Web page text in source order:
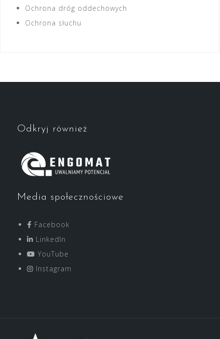
Ochrona dróg oddechowych
Ochrona słuchu
Odkryj również
Media społecznościowe
Facebook
LinkedIn
YouTube
Instagram